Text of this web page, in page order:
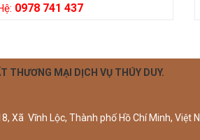
0978 741 437
THƯƠNG MẠI DỊCH VỤ THÚY DUY.
Xã Vĩnh Lộc, Thành phố Hồ Chí Minh, Việt